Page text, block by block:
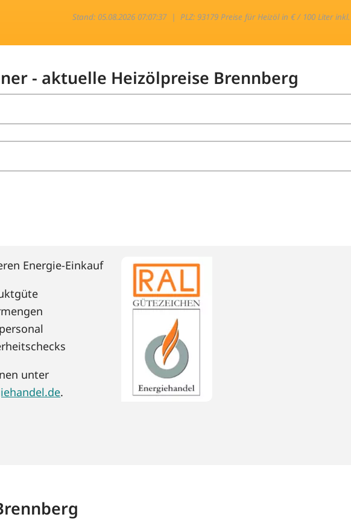
Stand: 05.08.2026 07:07:37 |PLZ: 93179 Preise für Heizöl in € / 100 Liter inkl.
- aktuelle Heizölpreise Brennberg
Energie-Einkauf
unter
.